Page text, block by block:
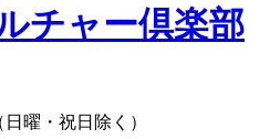
曜・祝日除く）